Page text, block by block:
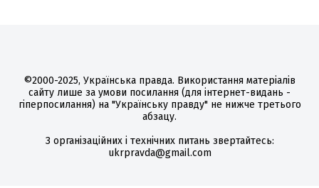
©2000-2025, Українська правда. Використання матеріалів
сайту лише за умови посилання (для інтернет-видань -
гіперпосилання) на "Українську правду" не нижче третього
абзацу.
З організаційних і технічних питань звертайтесь:
ukrpravda@gmail.com